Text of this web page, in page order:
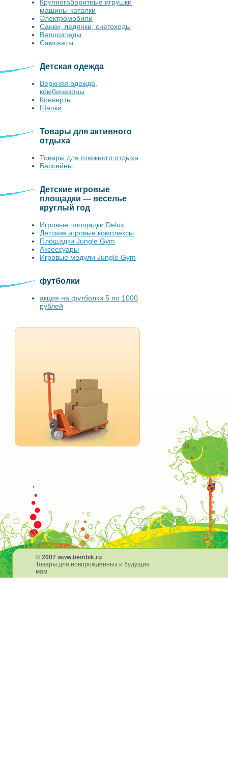
Крупногабаритные игрушки
машины-каталки
Электромобили
Санки, ледянки, снегоходы
Велосипеды
Самокаты
Детская одежда
Верхняя одежда,
комбинезоны
Конверты
Шапки
Товары для активного
отдыха
Товары для пляжного отдыха
Бассейны
Детские игровые
площадки — веселье
круглый год
Игровые площадки Delux
Детские игровые комплексы
Площадки Jungle Gym
Аксессуары
Игровые модули Jungle Gym
футболки
акция на футболки 5 по 1000
рублей
© 2007 www.bembik.ru
Товары для новорождённых и будущих
мам